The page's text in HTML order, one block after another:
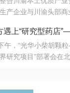
药交会·区域增长
力建设才是破局关
；从中药创新、复杂
CDMO的柔性智造
线”、“研发端”与“支
产企业与川渝头部
额夯实西南市场战略布
遇上“研究型药店
同仁堂佛山连锁启
午，“光华小柴胡颗
研究项目”部署会在